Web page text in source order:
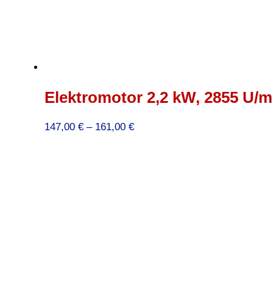
Elektromotor 2,2 kW, 2855 U/
147,00 € – 161,00 €Preisspanne: